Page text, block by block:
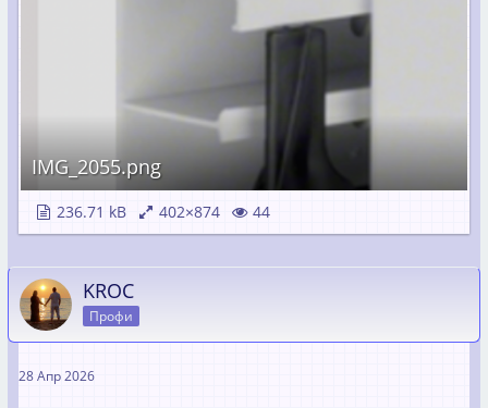
IMG_2055.png
236.71 kB 402×874 44
KROC
Профи
28 Апр 2026